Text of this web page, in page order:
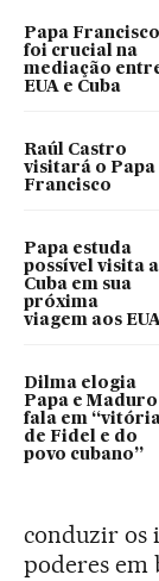
Papa Francisco
foi crucial na
mediação
EUA e Cuba
Raúl Castro
visitará o Papa
Francisco
Papa estuda
possível visita a
Cuba em sua
próxima
viagem aos
Dilma elogia
Papa e Maduro
fala em
de Fidel e do
povo cubano”
conduzir os
poderes em